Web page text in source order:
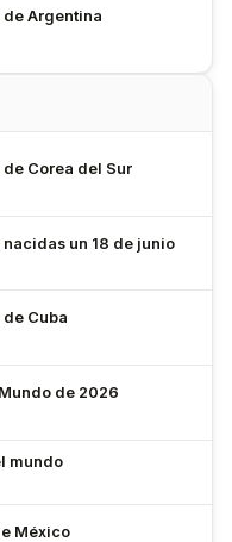
de Argentina
de Corea del Sur
nacidas un 18 de junio
Cuba
de 2026
mundo
México